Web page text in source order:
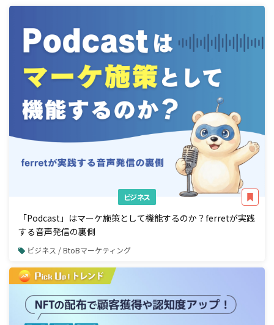
ビジネス
「Podcast」はマーケ施策として機能するのか？ferretが実践
する音声発信の裏側
ビジネス / BtoBマーケティング